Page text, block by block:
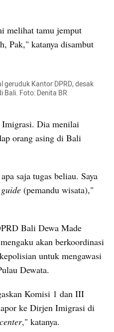
melihat tamu jemput
Pak," katanya disambut
Kantor DPRD, desak
Foto: Denita BR
Dia menilai
orang asing di Bali
saja tugas beliau. Saya
guide (pemandu wisata),"
Bali Dewa Made
akan berkoordinasi
untuk mengawasi
Dewata.
Komisi 1 dan III
ke Dirjen Imigrasi di
," katanya.